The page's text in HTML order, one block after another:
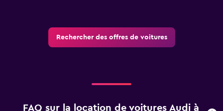
Rechercher des offres de voitures
FAQ sur la location de voitures Audi à